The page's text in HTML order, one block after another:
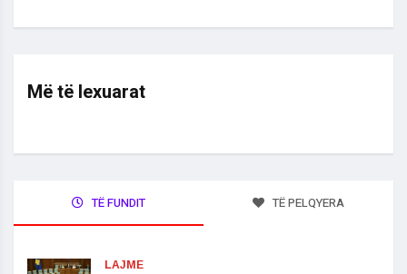
Më të lexuarat
TË FUNDIT TË PELQYERA
LAJME